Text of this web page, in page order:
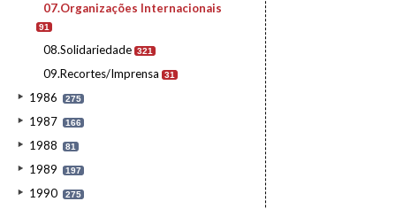
07.Organizações Internacionais
91
08.Solidariedade 321
09.Recortes/Imprensa 31
1986 275
1987 166
1988 81
1989 197
1990 275